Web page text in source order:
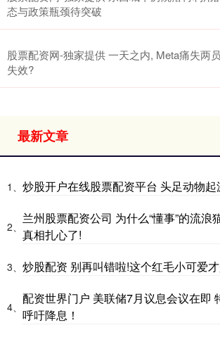
态与政策瓶颈待突破
股票配资网-独家提供 一天之内, Meta痛失两
失效?
最新文章
1、 炒股开户在线股票配资平台 头足动物
2、
兰州股票配资公司 为什么“懂事”的流浪
真相扎心了!
3、 炒股配资 别再叫错啦!这个红毛小可爱才
4、
配资世界门户 美联储7月议息会议在即
呼吁降息！